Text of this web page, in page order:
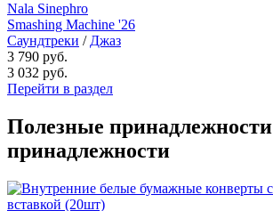
Nala Sinephro
Smashing Machine '26
Саундтреки / Джаз
3 790 руб.
3 032 руб.
Перейти в раздел
Полезные принадлежности
принадлежности